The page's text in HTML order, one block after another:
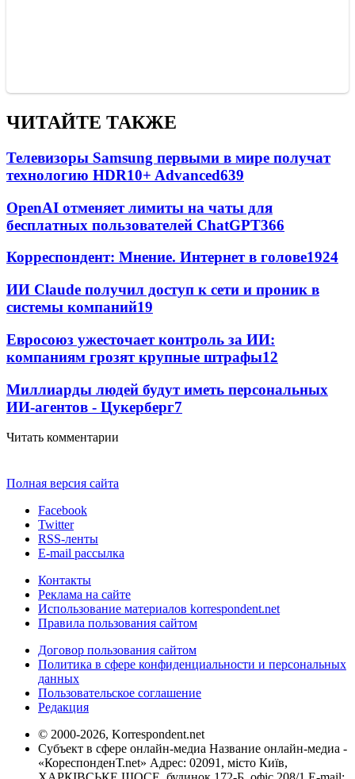
ЧИТАЙТЕ ТАКЖЕ
Телевизоры Samsung первыми в мире получат
технологию HDR10+ Advanced639
OpenAI отменяет лимиты на чаты для
бесплатных пользователей ChatGPT366
Корреспондент: Мнение. Интернет в голове1924
ИИ Claude получил доступ к сети и проник в
системы компаний19
Евросоюз ужесточает контроль за ИИ:
компаниям грозят крупные штрафы12
Миллиарды людей будут иметь персональных
ИИ-агентов - Цукерберг7
Читать комментарии
Полная версия сайта
Facebook
Twitter
RSS-ленты
E-mail рассылка
Контакты
Реклама на сайте
Использование материалов korrespondent.net
Правила пользования сайтом
Договор пользования сайтом
Политика в сфере конфиденциальности и персональных
данных
Пользовательское соглашение
Редакция
© 2000-2026, Korrespondent.net
Субъект в сфере онлайн-медиа Название онлайн-медиа -
«КореспонденТ.net» Адрес: 02091, місто Київ,